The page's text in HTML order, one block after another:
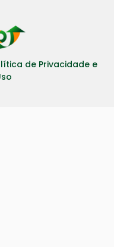
de Privacidade e